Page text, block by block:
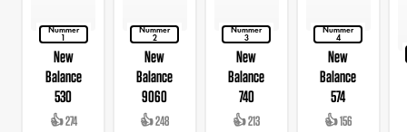
Nummer
1
New
Balance
530
👍 274
Nummer
2
New
Balance
9060
👍 248
Nummer
3
New
Balance
740
👍 213
Nummer
4
New
Balance
574
👍 156